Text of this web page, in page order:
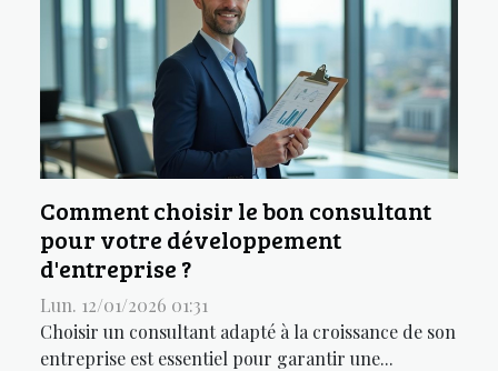
Comment choisir le bon consultant
pour votre développement
d'entreprise ?
Lun. 12/01/2026 01:31
Choisir un consultant adapté à la croissance de son
entreprise est essentiel pour garantir une...